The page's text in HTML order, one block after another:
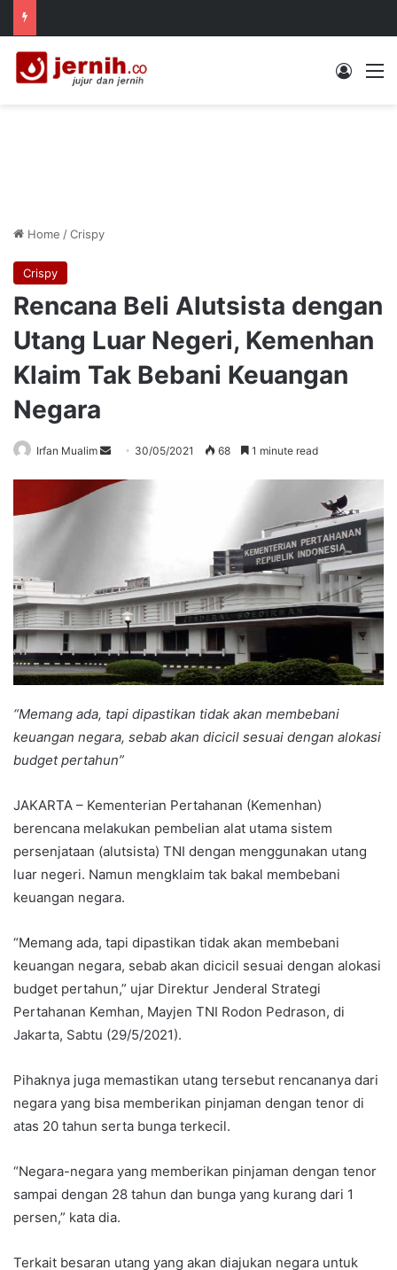
Log In
Home /Crispy
Crispy
Rencana Beli Alutsista dengan
Utang Luar Negeri, Kemenhan
Klaim Tak Bebani Keuangan
Negara
Irfan Mualim
Send 30/05/2021 68 1 minute read
“Memang ada, tapi dipastikan tidak akan membebani
keuangan negara, sebab akan dicicil sesuai dengan alokasi
budget pertahun”
JAKARTA – Kementerian Pertahanan (Kemenhan)
berencana melakukan pembelian alat utama sistem
persenjataan (alutsista) TNI dengan menggunakan utang
luar negeri. Namun mengklaim tak bakal membebani
keuangan negara.
“Memang ada, tapi dipastikan tidak akan membebani
keuangan negara, sebab akan dicicil sesuai dengan alokasi
budget pertahun,” ujar Direktur Jenderal Strategi
Pertahanan Kemhan, Mayjen TNI Rodon Pedrason, di
Jakarta, Sabtu (29/5/2021).
Pihaknya juga memastikan utang tersebut rencananya dari
negara yang bisa memberikan pinjaman dengan tenor di
atas 20 tahun serta bunga terkecil.
“Negara-negara yang memberikan pinjaman dengan tenor
sampai dengan 28 tahun dan bunga yang kurang dari 1
persen,” kata dia.
Terkait besaran utang yang akan diajukan negara untuk